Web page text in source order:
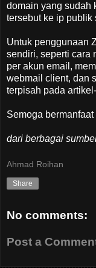
domain yang sudah
tersebut ke ip publik
Untuk penggunaan
sendiri, seperti cara
per akun email,
webmail client, dan
terpisah pada
Semoga bermanfaat
dari berbagai
Ahmad Roihan
Share
No comments:
Post a